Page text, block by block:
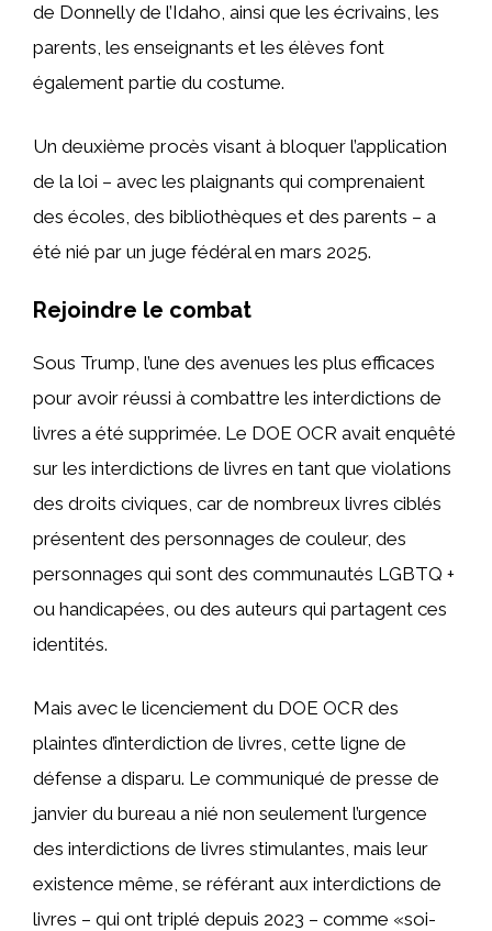
de Donnelly de l’Idaho, ainsi que les écrivains, les
parents, les enseignants et les élèves font
également partie du costume.
Un deuxième procès visant à bloquer l’application
de la loi – avec les plaignants qui comprenaient
des écoles, des bibliothèques et des parents – a
été nié par un juge fédéral en mars 2025.
Rejoindre le combat
Sous Trump, l’une des avenues les plus efficaces
pour avoir réussi à combattre les interdictions de
livres a été supprimée. Le DOE OCR avait enquêté
sur les interdictions de livres en tant que violations
des droits civiques, car de nombreux livres ciblés
présentent des personnages de couleur, des
personnages qui sont des communautés LGBTQ +
ou handicapées, ou des auteurs qui partagent ces
identités.
Mais avec le licenciement du DOE OCR des
plaintes d’interdiction de livres, cette ligne de
défense a disparu. Le communiqué de presse de
janvier du bureau a nié non seulement l’urgence
des interdictions de livres stimulantes, mais leur
existence même, se référant aux interdictions de
livres – qui ont triplé depuis 2023 – comme «soi-